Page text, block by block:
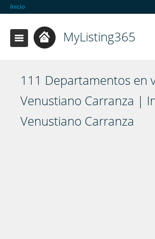
Inicio
MyListing365
111 Departamentos en
Venustiano Carranza |
Venustiano Carranza